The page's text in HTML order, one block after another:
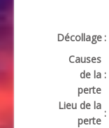
Décollage :
Causes
de la
perte
:
Lieu de la
perte
: